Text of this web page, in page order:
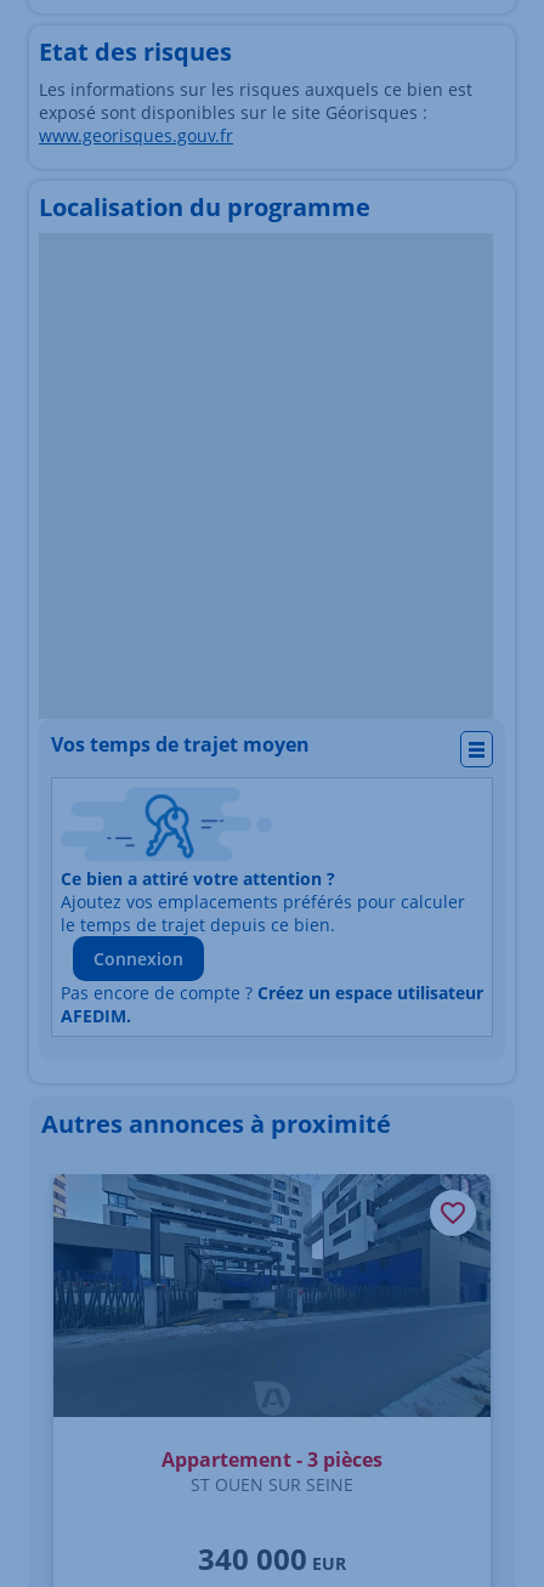
Etat des risques
Les informations sur les risques auxquels ce bien est
exposé sont disponibles sur le site Géorisques :
www.georisques.gouv.fr
Localisation du programme
Vos temps de trajet moyen
Nature du lieu
Adresse
Durée du trajet en voiture
Durée du trajet en
Ce bien a attiré votre attention ?
Ajoutez vos emplacements préférés pour calculer
le temps de trajet depuis ce bien.
Connexion
Pas encore de compte ? Créez un espace utilisateur
AFEDIM.
Autres annonces à proximité
Élément 1 sur 3
Appartement - 3 pièces
ST OUEN SUR SEINE
340 000 EUR